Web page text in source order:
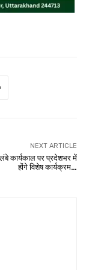
NEXT ARTICLE
कार्यकाल पर प्रदेशभर में
होंगे विशेष कार्यक्रम…